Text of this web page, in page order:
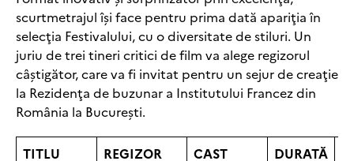
scurtmetrajul îşi face pentru prima dată apariţia în
selecţia Festivalului, cu o diversitate de stiluri. Un
juriu de trei tineri critici de film va alege regizorul
câştigător, care va fi invitat pentru un sejur de creaţie
la Rezidenţa de buzunar a Institutului Francez din
România la Bucureşti.
TITLU REGIZOR CAST DURATĂ